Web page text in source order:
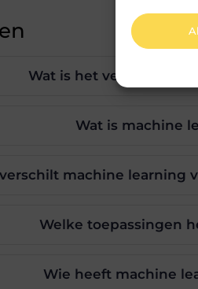
Wat is het verschil
Wat is machine
machine learning
Welke toepassingen
Wie heeft machine